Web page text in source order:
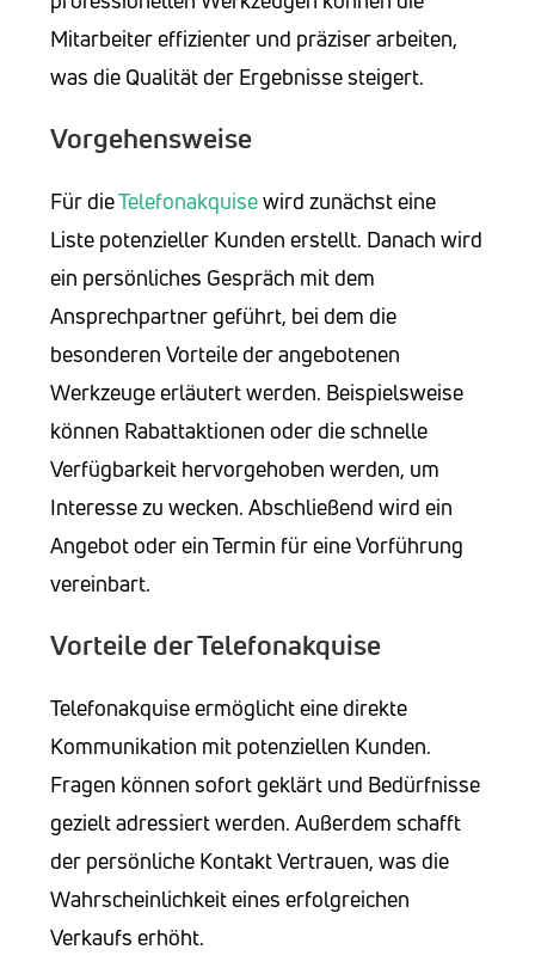
Mitarbeiter effizienter und präziser arbeiten,
was die Qualität der Ergebnisse steigert.
Vorgehensweise
Für dieTelefonakquisewird zunächst eine
Liste potenzieller Kunden erstellt. Danach wird
ein persönliches Gespräch mit dem
Ansprechpartner geführt, bei dem die
besonderen Vorteile der angebotenen
Werkzeuge erläutert werden. Beispielsweise
können Rabattaktionen oder die schnelle
Verfügbarkeit hervorgehoben werden, um
Interesse zu wecken. Abschließend wird ein
Angebot oder ein Termin für eine Vorführung
vereinbart.
Vorteile der Telefonakquise
Telefonakquise ermöglicht eine direkte
Kommunikation mit potenziellen Kunden.
Fragen können sofort geklärt und Bedürfnisse
gezielt adressiert werden. Außerdem schafft
der persönliche Kontakt Vertrauen, was die
Wahrscheinlichkeit eines erfolgreichen
Verkaufs erhöht.